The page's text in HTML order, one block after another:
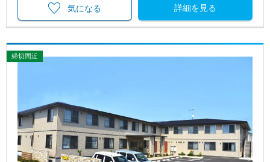
詳細を見る
気になる
締切間近